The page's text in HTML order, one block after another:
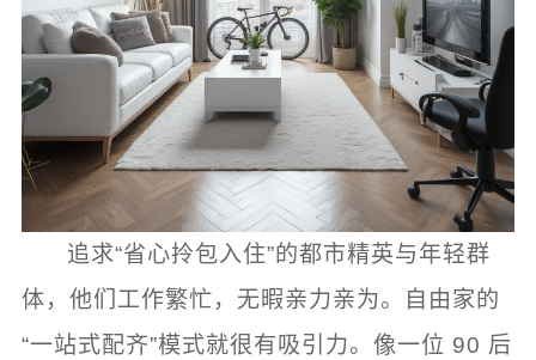
追求“省心拎包入住”的都市精英与年轻群
体，他们工作繁忙，无暇亲力亲为。自由家的
“一站式配齐”模式就很有吸引力。像一位 90 后